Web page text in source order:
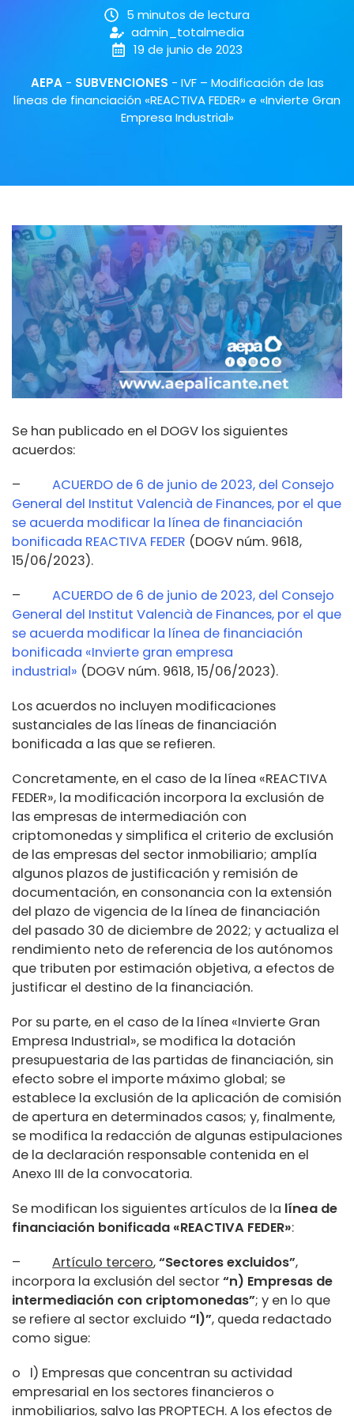
5 minutos de lectura
admin_totalmedia
19 de junio de 2023
AEPA- SUBVENCIONES - IVF – Modificación de las
líneas de financiación «REACTIVA FEDER» e «Invierte Gran
Empresa Industrial»
Se han publicado en el DOGV los siguientes
acuerdos:
– ACUERDO de 6 de junio de 2023, del Consejo
General del Institut Valencià de Finances, por el que
se acuerda modificar la línea de financiación
bonificada REACTIVA FEDER (DOGV núm. 9618,
15/06/2023).
– ACUERDO de 6 de junio de 2023, del Consejo
General del Institut Valencià de Finances, por el que
se acuerda modificar la línea de financiación
bonificada «Invierte gran empresa
industrial» (DOGV núm. 9618, 15/06/2023).
Los acuerdos no incluyen modificaciones
sustanciales de las líneas de financiación
bonificada a las que se refieren.
Concretamente, en el caso de la línea «REACTIVA
FEDER», la modificación incorpora la exclusión de
las empresas de intermediación con
criptomonedas y simplifica el criterio de exclusión
de las empresas del sector inmobiliario; amplía
algunos plazos de justificación y remisión de
documentación, en consonancia con la extensión
del plazo de vigencia de la línea de financiación
del pasado 30 de diciembre de 2022; y actualiza el
rendimiento neto de referencia de los autónomos
que tributen por estimación objetiva, a efectos de
justificar el destino de la financiación.
Por su parte, en el caso de la línea «Invierte Gran
Empresa Industrial», se modifica la dotación
presupuestaria de las partidas de financiación, sin
efecto sobre el importe máximo global; se
establece la exclusión de la aplicación de comisión
de apertura en determinados casos; y, finalmente,
se modifica la redacción de algunas estipulaciones
de la declaración responsable contenida en el
Anexo III de la convocatoria.
Se modifican los siguientes artículos de la línea de
financiación bonificada «REACTIVA FEDER»:
– Artículo tercero,“Sectores excluidos”,
incorpora la exclusión del sector“n) Empresas de
intermediación con criptomonedas”; y en lo que
se refiere al sector excluido “l)”, queda redactado
como sigue:
o l) Empresas que concentran su actividad
empresarial en los sectores financieros o
inmobiliarios, salvo las PROPTECH. A los efectos de